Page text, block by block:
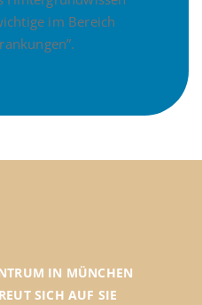
im Bereich
IN MÜNCHEN
SICH AUF SIE